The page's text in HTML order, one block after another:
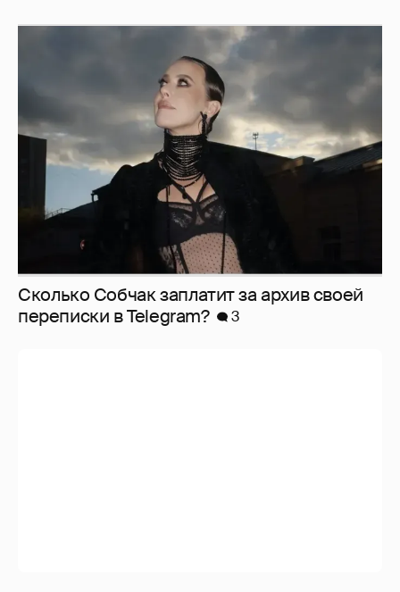
Сколько Собчак заплатит за архив своей
перeписки в Telegram?
3